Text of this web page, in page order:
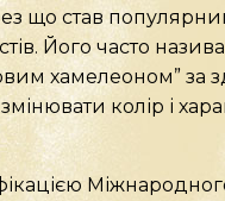
що став
Його часто
хамелеоном” за
колір і